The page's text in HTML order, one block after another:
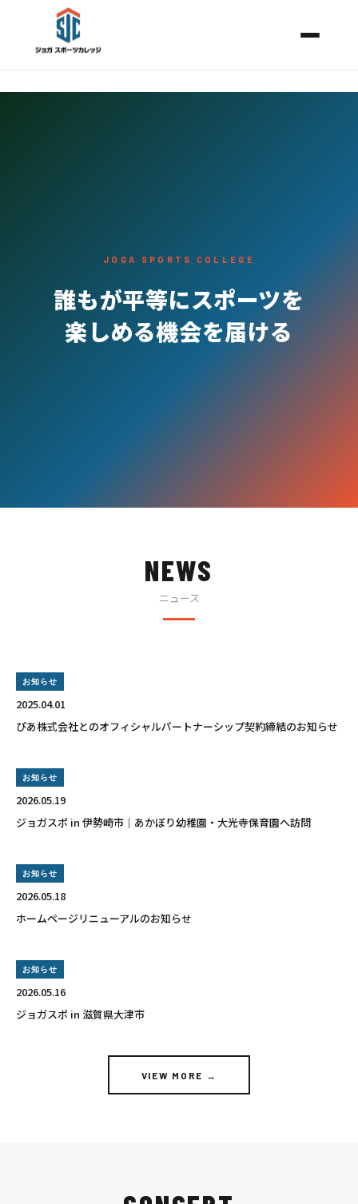
JOGA SPORTS COLLEGE
誰もが平等にスポーツを
楽しめる機会を届ける
NEWS
ニュース
お知らせ
2025.04.01
ぴあ株式会社とのオフィシャルパートナーシップ契約締結のお知らせ
お知らせ
2026.05.19
ジョガスポ in 伊勢崎市｜あかぼり幼稚園・大光寺保育園へ訪問
お知らせ
2026.05.18
ホームページリニューアルのお知らせ
お知らせ
2026.05.16
ジョガスポ in 滋賀県大津市
VIEW MORE →